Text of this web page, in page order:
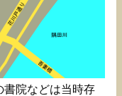
書院などは当時存